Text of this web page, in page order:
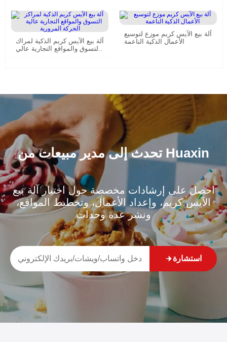
آلة بيع الآيس كريم الذكية لمراك
ز التسوق والمواقع التجارية عالي
آلة بيع الآيس كريم موزع لتوسيع
الأعمال الذكية الناعمة
تحدث إلى مدير مبيعات من Huaxin
احصل على إرشادات مخصصة حول اختيار آلة بيع
الآيس كريم، وإعداد الأعمال، وتخطيط المواقع،
ونشر عدة وحدات
استشارة